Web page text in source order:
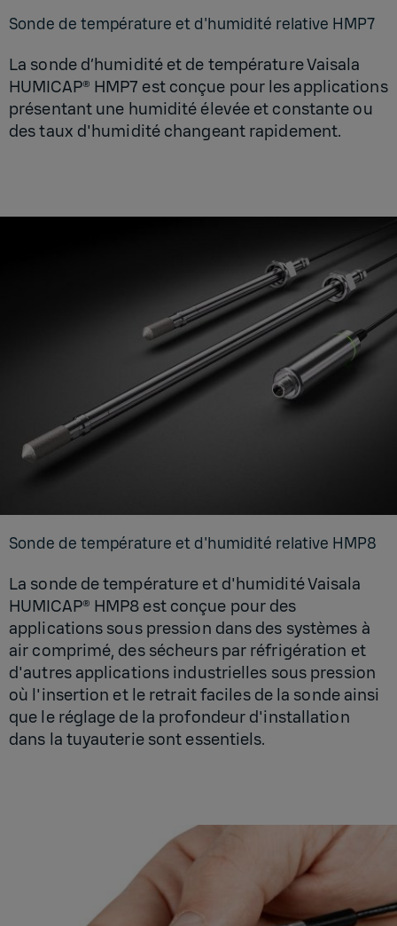
Sonde de tem­pé­ra­ture et d'hu­mi­dité rela­tive HMP7
La sonde d’humidité et de température Vaisala
HUMICAP® HMP7 est conçue pour les applications
présentant une humidité élevée et constante ou
des taux d'humidité changeant rapidement.
Sonde de tem­pé­ra­ture et d'hu­mi­dité rela­tive HMP8
La sonde de température et d'humidité Vaisala
HUMICAP® HMP8 est conçue pour des
applications sous pression dans des systèmes à
air comprimé, des sécheurs par réfrigération et
d'autres applications industrielles sous pression
où l'insertion et le retrait faciles de la sonde ainsi
que le réglage de la profondeur d'installation
dans la tuyauterie sont essentiels.